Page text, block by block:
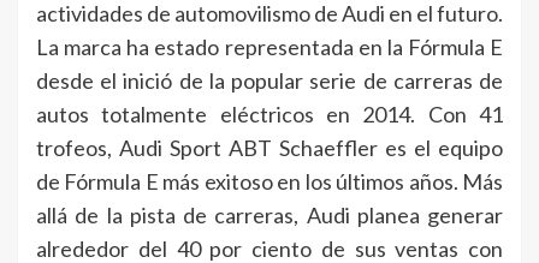
actividades de automovilismo de Audi en el futuro.
La marca ha estado representada en la Fórmula E
desde el inició de la popular serie de carreras de
autos totalmente eléctricos en 2014. Con 41
trofeos, Audi Sport ABT Schaeffler es el equipo
de Fórmula E más exitoso en los últimos años. Más
allá de la pista de carreras, Audi planea generar
alrededor del 40 por ciento de sus ventas con